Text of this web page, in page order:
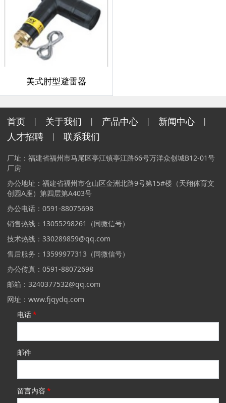
美式肘型避雷器
首页 关于我们 产品中心 新闻中心
人才招聘 联系我们
厂址：福建省福州市马尾区亭江镇亭江路66号万洋众创城B12-01号
厂房
办公地址：福建省福州市仓山区金洲北路9号第15#楼（天翔体育文
创园A座）第四层第A403号
办公电话：0591-88075698
销售热线：13055298261（同微信号）
技术热线：330289859@qq.com
售后服务：13599977313（同微信号）
办公传真：0591-88072698
邮箱：3240377532@qq.com
网址：www.fjqydq.com
电话*
邮件
留言内容 *